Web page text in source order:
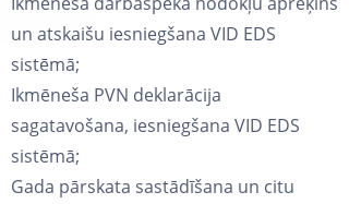
un atskaišu iesniegšana VID EDS
sistēmā;
Ikmēneša PVN deklarācija
sagatavošana, iesniegšana VID EDS
sistēmā;
Gada pārskata sastādīšana un citu